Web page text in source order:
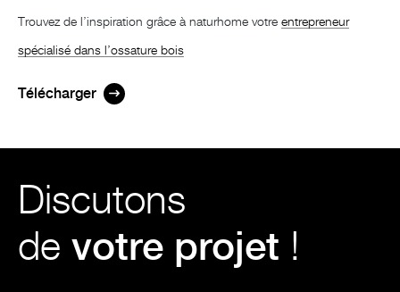
Trouvez de l’inspiration grâce à naturhome votre entrepreneur
spécialisé dans l’ossature bois
Télécharger
Discutons
de votre projet !